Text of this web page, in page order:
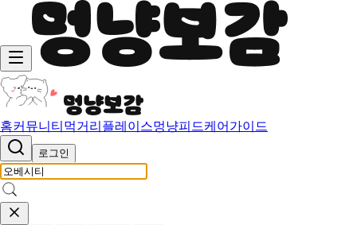
홈커뮤니티 먹거리 플레이스멍냥피드케어가이드
로그인